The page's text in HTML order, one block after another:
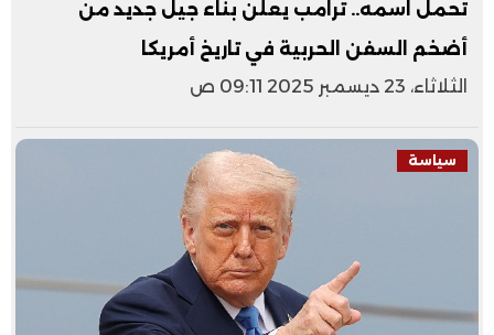
تحمل اسمه.. ترامب يعلن بناء جيل جديد من
أضخم السفن الحربية في تاريخ أمريكا
الثلاثاء، 23 ديسمبر 2025 09:11 ص
سياسة